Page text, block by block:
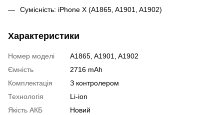
Сумісність: iPhone X (A1865, A1901, A1902)
Характеристики
Номер моделі
A1865, A1901, A1902
Ємність
2716 mAh
Комплектація
З контролером
Технологія
Li-ion
Якість АКБ
Новий